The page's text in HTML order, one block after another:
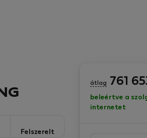
Felszerelt
átlag 761
beleértve a
internetet